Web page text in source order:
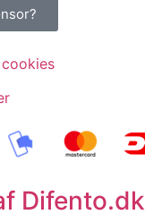
Difento.dk